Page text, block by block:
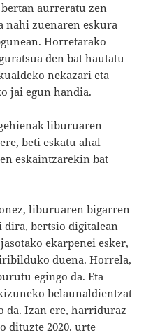
aurreratu zen
nahi zuenaren eskura
Horretarako
den bat hautatu
nekazari eta
jai egun handia.
liburuaren
beti eskatu ahal
eskaintzarekin bat
liburuaren bigarren
dira, bertsio digitalean
ekarpenei esker,
duena. Horrela,
egingo da. Eta
belaunaldientzat
da. Izan ere, harriduraz
dituzte 2020. urte